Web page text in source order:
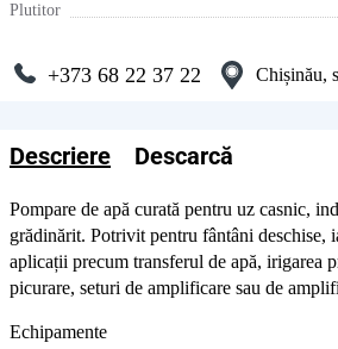
Plutitor
+373 68 22 37 22 Chișinău,
Descriere Descarcă
Pompare de apă curată pentru uz casnic,
grădinărit. Potrivit pentru fântâni deschise,
aplicații precum transferul de apă, irigarea
picurare, seturi de amplificare sau de
Echipamente